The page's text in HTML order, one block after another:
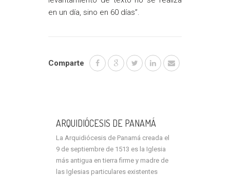
en un día, sino en 60 días”.
Comparte
ARQUIDIÓCESIS DE PANAMÁ
La Arquidiócesis de Panamá creada el
9 de septiembre de 1513 es la Iglesia
más antigua en tierra firme y madre de
las Iglesias particulares existentes